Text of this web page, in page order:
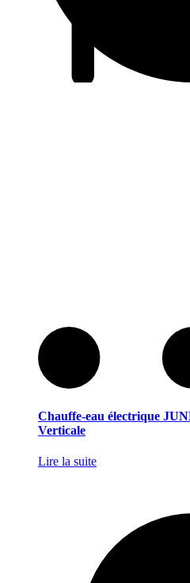
Chauffe-eau électrique
Verticale
Lire la suite